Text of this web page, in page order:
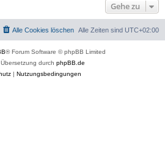
Gehe zu
Alle Zeiten sind UTC+02:00
Alle Cookies löschen
® Forum Software © phpBB Limited
durch phpBB.de
| Nutzungsbedingungen